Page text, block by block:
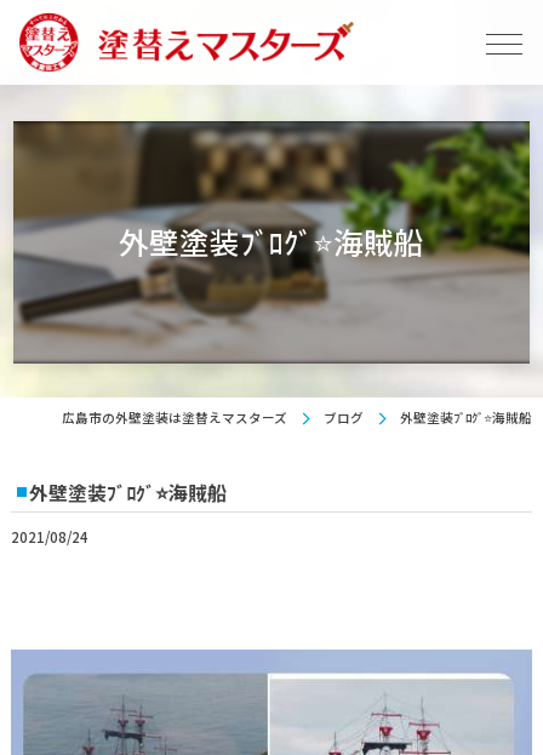
外壁塗装ﾌﾞﾛｸﾞ⭐海賊船
広島市の外壁塗装は塗替えマスターズ ブログ 外壁塗装ﾌﾞﾛｸﾞ⭐海賊船
外壁塗装ﾌﾞﾛｸﾞ⭐海賊船
2021/08/24